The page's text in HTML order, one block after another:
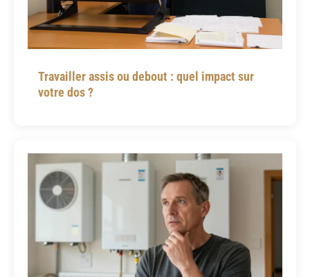
Travailler assis ou debout : quel impact sur
votre dos ?